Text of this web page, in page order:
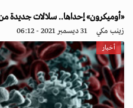
«أوميكرون» إحداها.. سلالات جديدة من
زينب مكي 31 ديسمبر 2021 - 06:12
أخبار